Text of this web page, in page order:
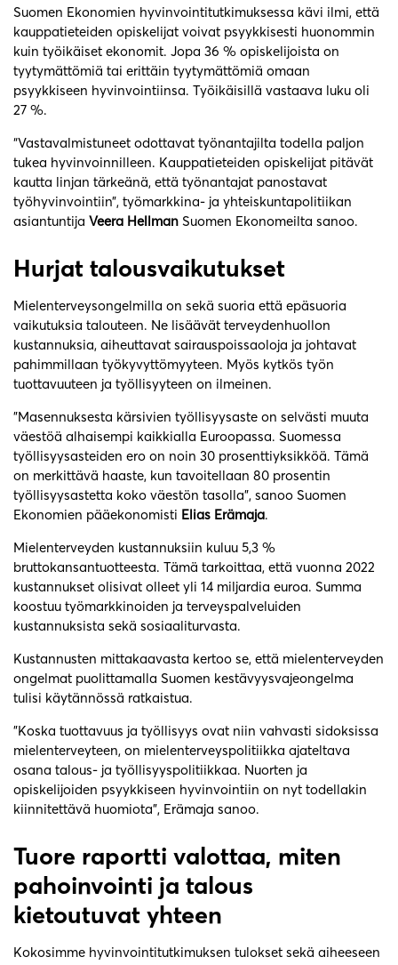
Suomen Ekonomien hyvinvointitutkimuksessa kävi ilmi, että
kauppatieteiden opiskelijat voivat psyykkisesti huonommin
kuin työikäiset ekonomit. Jopa 36 % opiskelijoista on
tyytymättömiä tai erittäin tyytymättömiä omaan
psyykkiseen hyvinvointiinsa. Työikäisillä vastaava luku oli
27 %.
“Vastavalmistuneet odottavat työnantajilta todella paljon
tukea hyvinvoinnilleen. Kauppatieteiden opiskelijat pitävät
kautta linjan tärkeänä, että työnantajat panostavat
työhyvinvointiin”, työmarkkina- ja yhteiskuntapolitiikan
asiantuntija Veera Hellman Suomen Ekonomeilta sanoo.
Hurjat talousvaikutukset
Mielenterveysongelmilla on sekä suoria että epäsuoria
vaikutuksia talouteen. Ne lisäävät terveydenhuollon
kustannuksia, aiheuttavat sairauspoissaoloja ja johtavat
pahimmillaan työkyvyttömyyteen. Myös kytkös työn
tuottavuuteen ja työllisyyteen on ilmeinen.
”Masennuksesta kärsivien työllisyysaste on selvästi muuta
väestöä alhaisempi kaikkialla Euroopassa. Suomessa
työllisyysasteiden ero on noin 30 prosenttiyksikköä. Tämä
on merkittävä haaste, kun tavoitellaan 80 prosentin
työllisyysastetta koko väestön tasolla”, sanoo Suomen
Ekonomien pääekonomisti Elias Erämaja.
Mielenterveyden kustannuksiin kuluu 5,3 %
bruttokansantuotteesta. Tämä tarkoittaa, että vuonna 2022
kustannukset olisivat olleet yli 14 miljardia euroa. Summa
koostuu työmarkkinoiden ja terveyspalveluiden
kustannuksista sekä sosiaaliturvasta.
Kustannusten mittakaavasta kertoo se, että mielenterveyden
ongelmat puolittamalla Suomen kestävyysvajeongelma
tulisi käytännössä ratkaistua.
”Koska tuottavuus ja työllisyys ovat niin vahvasti sidoksissa
mielenterveyteen, on mielenterveyspolitiikka ajateltava
osana talous- ja työllisyyspolitiikkaa. Nuorten ja
opiskelijoiden psyykkiseen hyvinvointiin on nyt todellakin
kiinnitettävä huomiota”, Erämaja sanoo.
Tuore raportti valottaa, miten
pahoinvointi ja talous
kietoutuvat yhteen
Kokosimme hyvinvointitutkimuksen tulokset sekä aiheeseen